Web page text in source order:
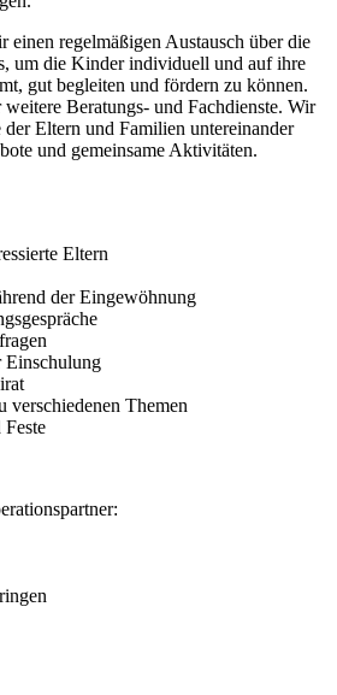
regelmäßigen Austausch über die
um die Kinder individuell und auf ihre
gut begleiten und fördern zu können.
Beratungs- und Fachdienste. Wir
Eltern und Familien untereinander
und gemeinsame Aktivitäten.
Eltern
der Eingewöhnung
Einschulung
verschiedenen Themen